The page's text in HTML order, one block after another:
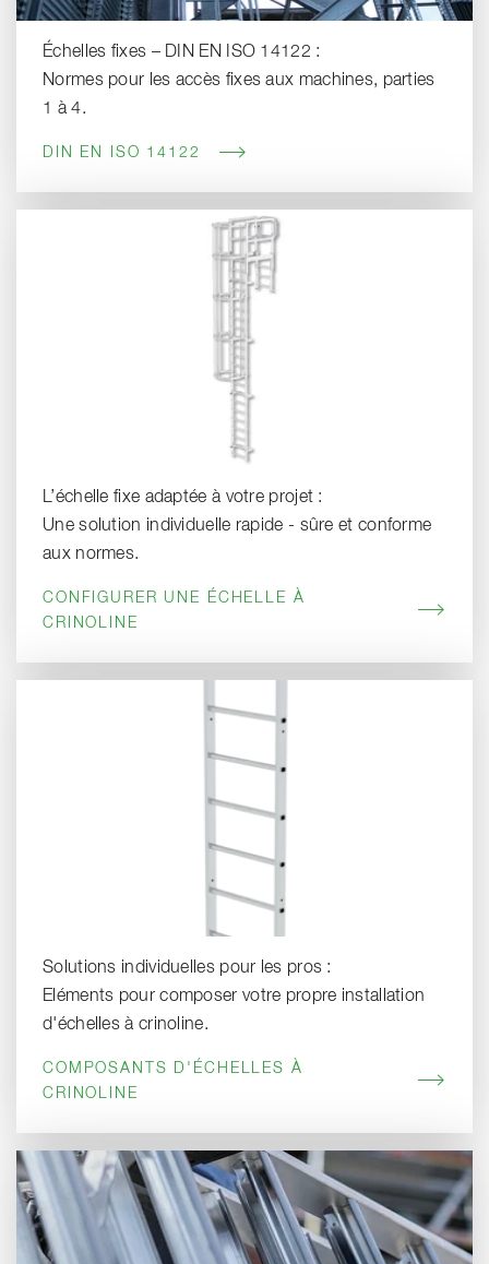
Échelles fixes – DIN EN ISO 14122 :
Normes pour les accès fixes aux machines, parties
1 à 4.
DIN EN ISO 14122
L’échelle fixe adaptée à votre projet :
Une solution individuelle rapide - sûre et conforme
aux normes.
CONFIGURER UNE ÉCHELLE À
CRINOLINE
Solutions individuelles pour les pros :
Eléments pour composer votre propre installation
d'échelles à crinoline.
COMPOSANTS D'ÉCHELLES À
CRINOLINE